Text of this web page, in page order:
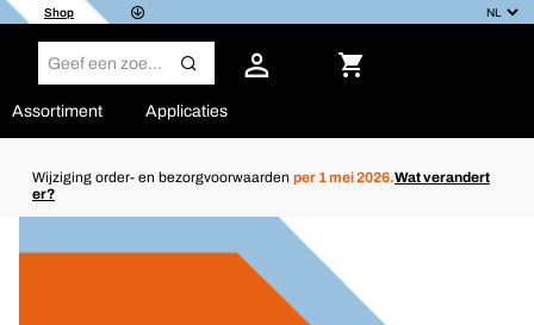
Shop
Assortiment Applicaties
Wijziging order- en bezorgvoorwaarden per 1 mei 2026.Wat verandert
er?